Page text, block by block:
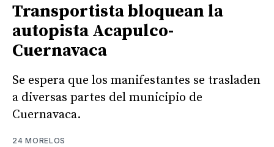
Transportista bloquean la
autopista Acapulco-
Cuernavaca
Se espera que los manifestantes se trasladen
a diversas partes del municipio de
Cuernavaca.
24 MORELOS